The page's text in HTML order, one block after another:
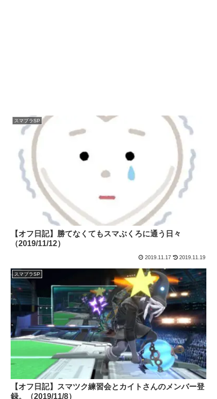
スマブラSP
【オフ日記】勝てなくてもスマぶくろに通う日々
（2019/11/12）
2019.11.17 2019.11.19
スマブラSP
【オフ日記】スマツク練習会とカイトさんのメンバー登
録。（2019/11/8）